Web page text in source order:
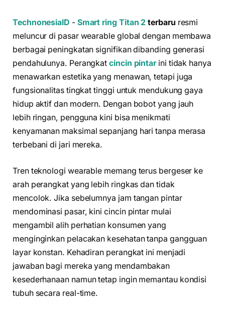
TechnonesiaID - Smart ring Titan 2 terbaru resmi
meluncur di pasar wearable global dengan membawa
berbagai peningkatan signifikan dibanding generasi
pendahulunya. Perangkatcincin pintarini tidak hanya
menawarkan estetika yang menawan, tetapi juga
fungsionalitas tingkat tinggi untuk mendukung gaya
hidup aktif dan modern. Dengan bobot yang jauh
lebih ringan, pengguna kini bisa menikmati
kenyamanan maksimal sepanjang hari tanpa merasa
terbebani di jari mereka.
Tren teknologi wearable memang terus bergeser ke
arah perangkat yang lebih ringkas dan tidak
mencolok. Jika sebelumnya jam tangan pintar
mendominasi pasar, kini cincin pintar mulai
mengambil alih perhatian konsumen yang
menginginkan pelacakan kesehatan tanpa gangguan
layar konstan. Kehadiran perangkat ini menjadi
jawaban bagi mereka yang mendambakan
kesederhanaan namun tetap ingin memantau kondisi
tubuh secara real-time.